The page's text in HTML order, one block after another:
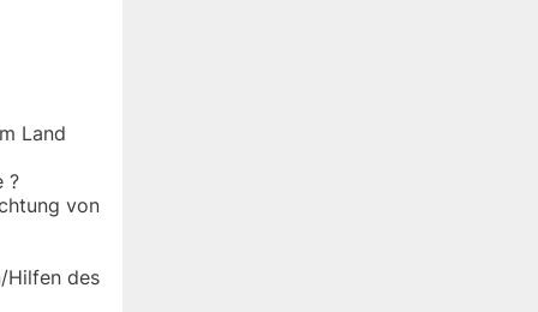
Land
?
von
Hilfen des